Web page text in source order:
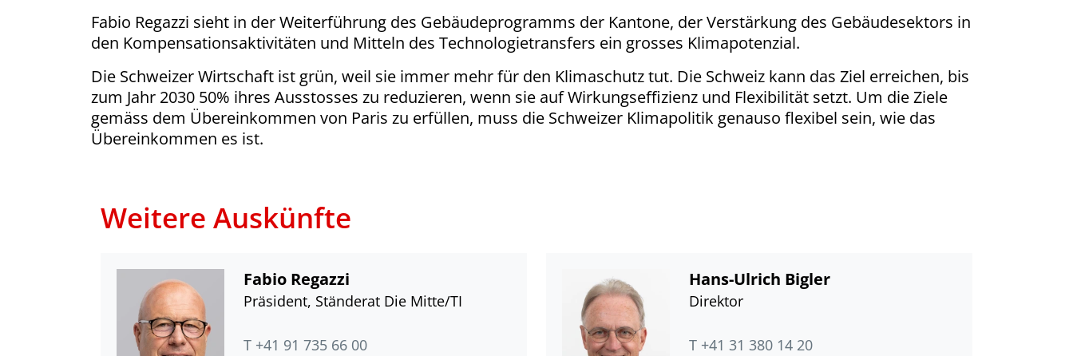
Fabio Regazzi sieht in der Weiterführung des Gebäudeprogramms der Kantone, der Verstärkung des Gebäudesektors in
den Kompensationsaktivitäten und Mitteln des Technologietransfers ein grosses Klimapotenzial.
Die Schweizer Wirtschaft ist grün, weil sie immer mehr für den Klimaschutz tut. Die Schweiz kann das Ziel erreichen, bis
zum Jahr 2030 50% ihres Ausstosses zu reduzieren, wenn sie auf Wirkungseffizienz und Flexibilität setzt. Um die Ziele
gemäss dem Übereinkommen von Paris zu erfüllen, muss die Schweizer Klimapolitik genauso flexibel sein, wie das
Übereinkommen es ist.
Weitere Auskünfte
Fabio Regazzi
Präsident, Ständerat Die Mitte/TI
T +41 91 735 66 00
Hans-Ulrich Bigler
Direktor
T +41 31 380 14 20